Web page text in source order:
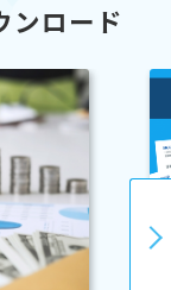
ンロード